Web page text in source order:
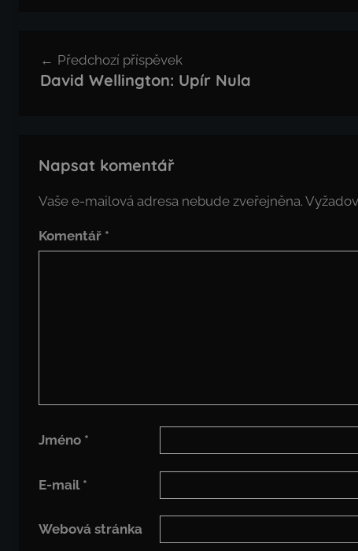
pro
Předchozí příspěvek
David Wellington: Upír Nula
Napsat komentář
Vaše e-mailová adresa nebude zveřejněna.
Komentář *
Jméno *
E-mail *
Webová stránka